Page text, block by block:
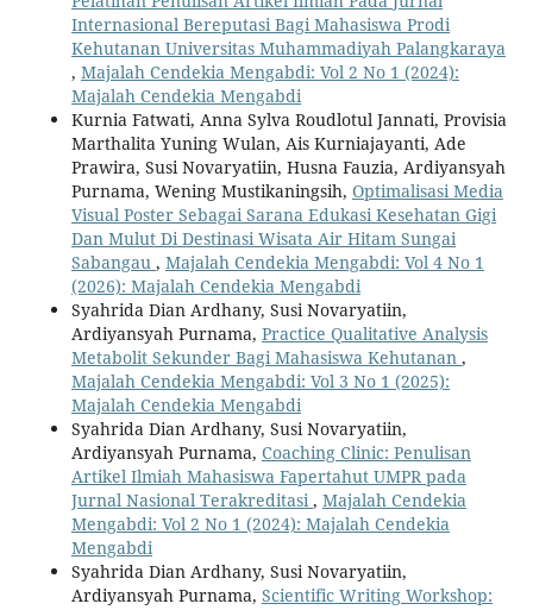
Internasional Bereputasi Bagi Mahasiswa Prodi
Kehutanan Universitas Muhammadiyah Palangkaraya
, Majalah Cendekia Mengabdi: Vol 2 No 1 (2024):
Majalah Cendekia Mengabdi
Kurnia Fatwati, Anna Sylva Roudlotul Jannati, Provisia
Marthalita Yuning Wulan, Ais Kurniajayanti, Ade
Prawira, Susi Novaryatiin, Husna Fauzia, Ardiyansyah
Purnama, Wening Mustikaningsih, Optimalisasi Media
Visual Poster Sebagai Sarana Edukasi Kesehatan Gigi
Dan Mulut Di Destinasi Wisata Air Hitam Sungai
Sabangau , Majalah Cendekia Mengabdi: Vol 4 No 1
(2026): Majalah Cendekia Mengabdi
Syahrida Dian Ardhany, Susi Novaryatiin,
Ardiyansyah Purnama, Practice Qualitative Analysis
Metabolit Sekunder Bagi Mahasiswa Kehutanan ,
Majalah Cendekia Mengabdi: Vol 3 No 1 (2025):
Majalah Cendekia Mengabdi
Syahrida Dian Ardhany, Susi Novaryatiin,
Ardiyansyah Purnama, Coaching Clinic: Penulisan
Artikel Ilmiah Mahasiswa Fapertahut UMPR pada
Jurnal Nasional Terakreditasi, Majalah Cendekia
Mengabdi: Vol 2 No 1 (2024): Majalah Cendekia
Mengabdi
Syahrida Dian Ardhany, Susi Novaryatiin,
Ardiyansyah Purnama, Scientific Writing Workshop: